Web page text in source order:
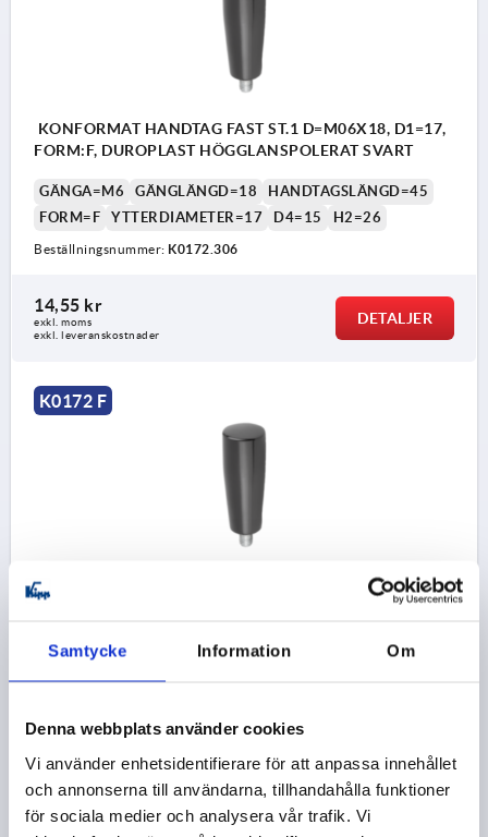
Samtycke Information Om
Denna webbplats använder cookies
Vi använder enhetsidentifierare för att anpassa innehållet
och annonserna till användarna, tillhandahålla funktioner
för sociala medier och analysera vår trafik. Vi
KONFORMAT HANDTAG FAST ST.1 D=M06X18, D1=17,
FORM:F, DUROPLAST HÖGGLANSPOLERAT SVART
GÄNGA=M6 GÄNGLÄNGD=18
HANDTAGSLÄNGD=45
FORM=F
YTTERDIAMETER=17 D4=15 H2=26
Beställningsnummer: K0172.306
14,55 kr
exkl. moms
exkl. leveranskostnader
DETALJER
K0172 F
KONFORMAT HANDTAG FAST ST.2 D=M08X12, D1=23,
FORM:F, DUROPLAST HÖGGLANSPOLERAT SVART
GÄNGA=M8 GÄNGLÄNGD=12
HANDTAGSLÄNGD=61
21,83 kr
exkl. leveranskostnader
DETALJER